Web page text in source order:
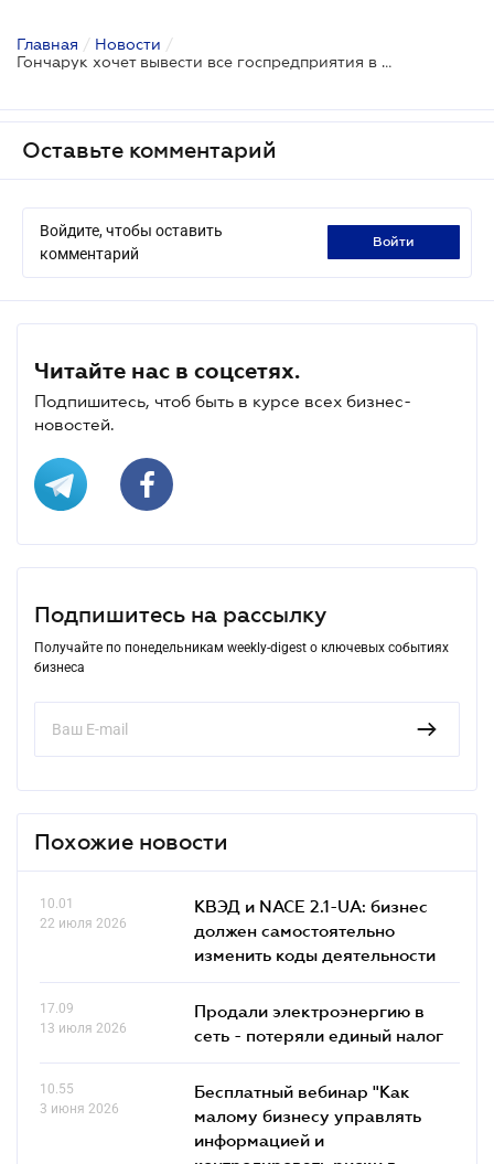
Главная / Новости /
Гончарук хочет вывести все госпредприятия в отдельный холдинг
Оставьте комментарий
Войдите, чтобы оставить
комментарий
войти
Читайте нас в соцсетях.
Подпишитесь, чтоб быть в курсе всех бизнес-
новостей.
Подпишитесь на рассылку
Получайте по понедельникам weekly-digest о ключевых событиях
бизнеса
Похожие новости
10.01
22 июля 2026
КВЭД и NACE 2.1-UA: бизнес
должен самостоятельно
изменить коды деятельности
17.09
13 июля 2026
Продали электроэнергию в
сеть - потеряли единый налог
10.55
3 июня 2026
Бесплатный вебинар "Как
малому бизнесу управлять
информацией и